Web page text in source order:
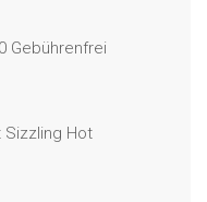
Gebührenfrei
Sizzling Hot